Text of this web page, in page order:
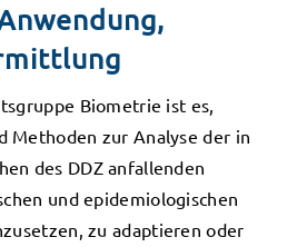
Biometrie ist es,
Methoden zur Analyse der in
des DDZ anfallenden
und epidemiologischen
zu adaptieren oder